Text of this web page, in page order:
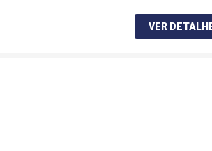
VER